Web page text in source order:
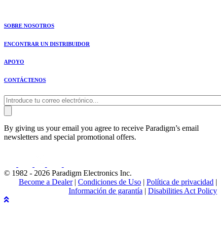
SOBRE NOSOTROS
ENCONTRAR UN DISTRIBUIDOR
APOYO
CONTÁCTENOS
By giving us your email you agree to receive Paradigm’s email
newsletters and special promotional offers.
© 1982 - 2026 Paradigm Electronics Inc.
Become a Dealer| Condiciones de Uso | Política de privacidad |
Información de garantía | Disabilities Act Policy